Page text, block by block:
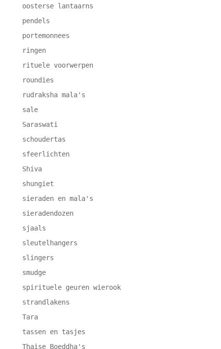
oosterse lantaarns
pendels
portemonnees
ringen
rituele voorwerpen
roundies
rudraksha mala's
sale
Saraswati
schoudertas
sfeerlichten
Shiva
shungiet
sieraden en mala's
sieradendozen
sjaals
sleutelhangers
slingers
smudge
spirituele geuren wierook
strandlakens
Tara
tassen en tasjes
Thaise Boeddha's